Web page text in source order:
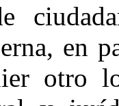
en
otro